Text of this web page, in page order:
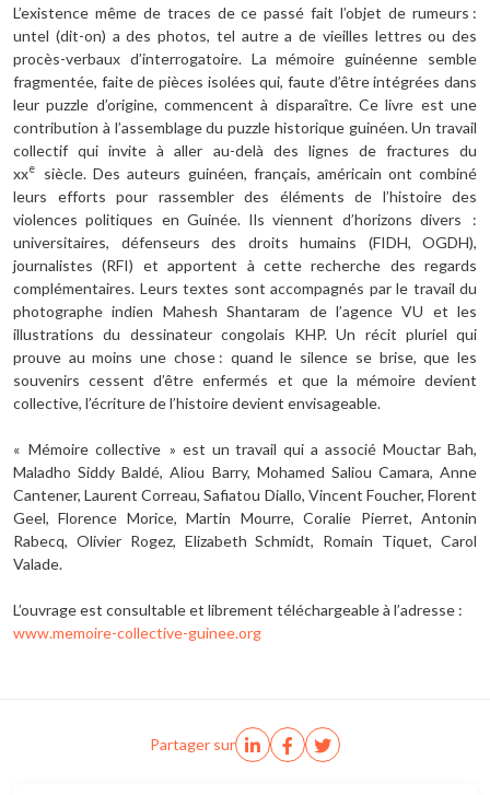
L’existence même de traces de ce passé fait l’objet de rumeurs :
untel (dit-on) a des photos, tel autre a de vieilles lettres ou des
procès-verbaux d’interrogatoire. La mémoire guinéenne semble
fragmentée, faite de pièces isolées qui, faute d’être intégrées dans
leur puzzle d’origine, commencent à disparaître. Ce livre est une
contribution à l’assemblage du puzzle historique guinéen. Un travail
collectif qui invite à aller au-delà des lignes de fractures du
xxe
siècle. Des auteurs guinéen, français, américain ont combiné
leurs efforts pour rassembler des éléments de l’histoire des
violences politiques en Guinée. Ils viennent d’horizons divers :
universitaires, défenseurs des droits humains (FIDH, OGDH),
journalistes (RFI) et apportent à cette recherche des regards
complémentaires. Leurs textes sont accompagnés par le travail du
photographe indien Mahesh Shantaram de l’agence VU et les
illustrations du dessinateur congolais KHP. Un récit pluriel qui
prouve au moins une chose : quand le silence se brise, que les
souvenirs cessent d’être enfermés et que la mémoire devient
collective, l’écriture de l’histoire devient envisageable.
« Mémoire collective » est un travail qui a associé Mouctar Bah,
Maladho Siddy Baldé, Aliou Barry, Mohamed Saliou Camara, Anne
Cantener, Laurent Correau, Safiatou Diallo, Vincent Foucher, Florent
Geel, Florence Morice, Martin Mourre, Coralie Pierret, Antonin
Rabecq, Olivier Rogez, Elizabeth Schmidt, Romain Tiquet, Carol
Valade.
L’ouvrage est consultable et librement téléchargeable à l’adresse :
www.memoire-collective-guinee.org
Partager sur